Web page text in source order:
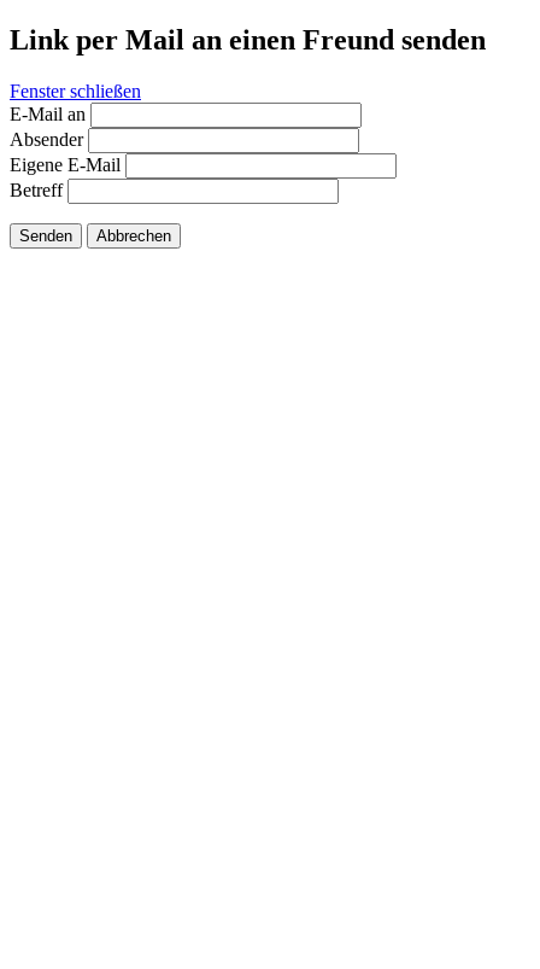
Link per Mail an einen Freund senden
Fenster schließen
E-Mail an
Absender
Eigene E-Mail
Betreff
Senden Abbrechen